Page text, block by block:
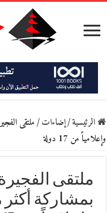
الرئيسية/إضاءات/
وإعلامياً من 17 دولة
ملتقى